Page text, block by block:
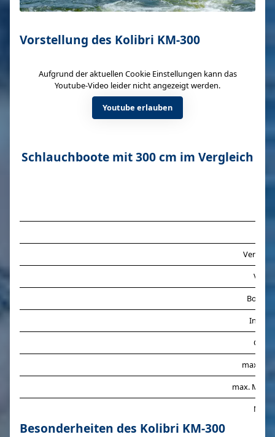
Vorstellung des Kolibri KM-300
Aufgrund der aktuellen Cookie Einstellungen kann das
Youtube-Video leider nicht angezeigt werden.
Youtube erlauben
Schlauchboote mit 300 cm im Vergleich
max.
max.
Besonderheiten des Kolibri KM-300